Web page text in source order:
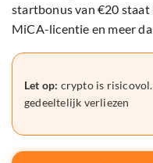
startbonus van €20
MiCA-licentie en meer
Let op: crypto is
gedeeltelijk verliezen